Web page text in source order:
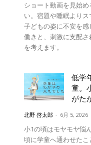
ショート動画を見始
い。宿題や睡眠より
子どもの姿に不安を
働きと、刺激に支配
を考えます。
低学
童。
がた
北野 啓太郎 - 6月 5, 2026
小1の頃はモヤモヤ悩
頃に学童へ通わせた